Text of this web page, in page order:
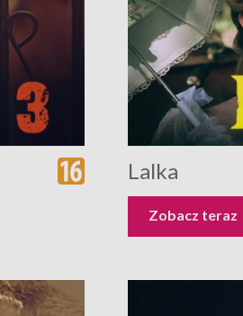
Lalka
Zobacz teraz